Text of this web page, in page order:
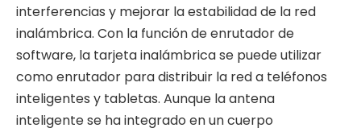
interferencias y mejorar la estabilidad de la red
inalámbrica. Con la función de enrutador de
software, la tarjeta inalámbrica se puede utilizar
como enrutador para distribuir la red a teléfonos
inteligentes y tabletas. Aunque la antena
inteligente se ha integrado en un cuerpo